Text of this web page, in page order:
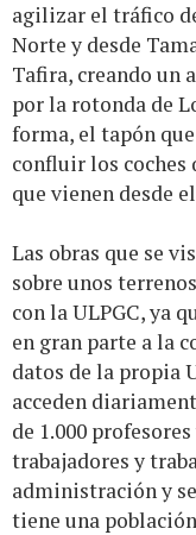
agilizar el tráfico
Norte y desde
Tafira, creando un
por la rotonda de
forma, el tapón
confluir los coches
que vienen desde
Las obras que se
sobre unos
con la ULPGC, ya
en gran parte a la
datos de la propia
acceden
de 1.000
trabajadores y
administración y
tiene una